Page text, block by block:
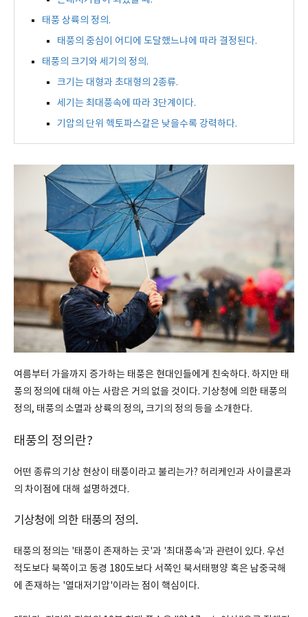
태풍 상륙의 정의.
태풍의 중심이 어디에 도달했느냐에 따라 결정된다.
태풍의 크기와 세기의 정의.
크기는 대형과 초대형의 2종류.
세기는 최대풍속에 따라 3단계이다.
기압의 단위 헥토파스칼은 낮을수록 강력하다.
여름부터 가을까지 증가하는 태풍은 현대인들에게 친숙하다. 하지만 태
풍의 정의에 대해 아는 사람은 거의 없을 것이다. 기상청에 의한 태풍의
정의, 태풍의 소멸과 상륙의 정의, 크기의 정의 등을 소개한다.
태풍의 정의란?
어떤 종류의 기상 현상이 태풍이라고 불리는가? 허리케인과 사이클론과
의 차이점에 대해 설명하겠다.
기상청에 의한 태풍의 정의.
태풍의 정의는 '태풍이 존재하는 곳'과 '최대풍속'과 관련이 있다. 우선
적도보다 북쪽이고 동경 180도보다 서쪽인 북서태평양 혹은 남중국해
에 존재하는 '열대저기압'이라는 점이 핵심이다.